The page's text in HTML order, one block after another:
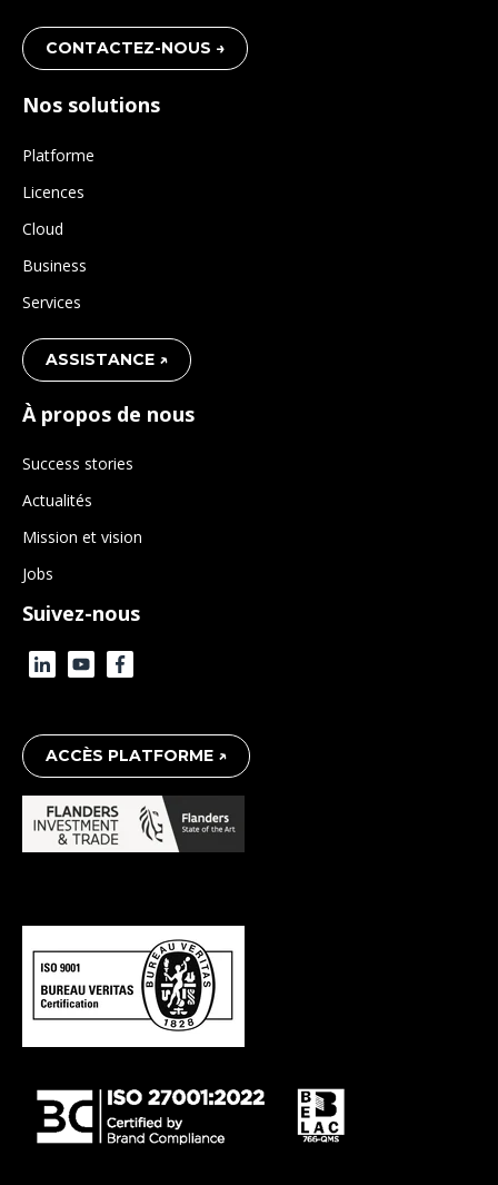
CONTACTEZ-NOUS →
Nos solutions
Platforme
Licences
Cloud
Business
Services
ASSISTANCE ↗
À propos de nous
Success stories
Actualités
Mission et vision
Jobs
Suivez-nous
ACCÈS PLATFORME ↗